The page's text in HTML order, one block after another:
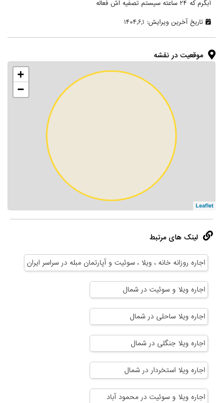
آبگرم که ۲۴ ساعته سیستم تصفیه اش فعاله
تاریخ آخرین ویرایش: ۱۴۰۴,۶,۱
موقعیت در نقشه
+
−
Leaflet
لینک های مرتبط
اجاره روزانه خانه ، ویلا ، سوئیت و آپارتمان مبله در سراسر ایران
اجاره ویلا و سوئیت در شمال
اجاره ویلا ساحلی در شمال
اجاره ویلا جنگلی در شمال
اجاره ویلا استخردار در شمال
اجاره ویلا و سوئیت در محمود آباد